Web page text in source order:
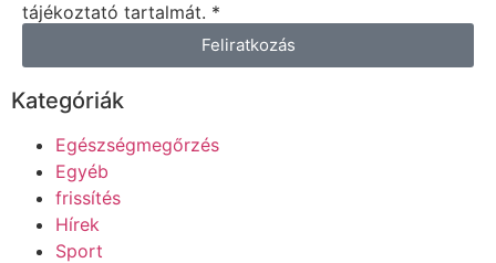
tájékoztató tartalmát. *
Feliratkozás
Kategóriák
Egészségmegőrzés
Egyéb
frissítés
Hírek
Sport